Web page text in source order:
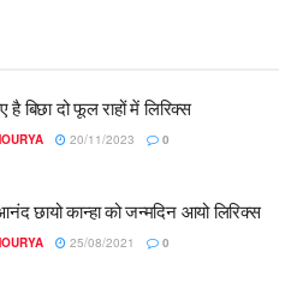
बिछा दो फूल राहों में लिरिक्स
20/11/2023 0
छायो कान्हा को जन्मदिन आयो लिरिक्स
25/08/2021 0